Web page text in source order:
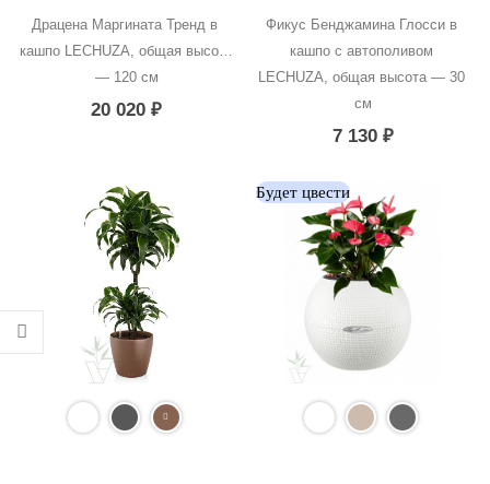
Драцена Маргината Тренд в
кашпо LECHUZA, общая высота
— 120 см
20 020₽
Фикус Бенджамина Глосси в
кашпо с автополивом
LECHUZA, общая высота — 30
см
7 130₽
Будет цвести